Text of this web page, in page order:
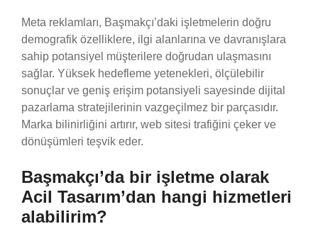
Meta reklamları, Başmakçı’daki işletmelerin doğru
demografik özelliklere, ilgi alanlarına ve davranışlara
sahip potansiyel müşterilere doğrudan ulaşmasını
sağlar. Yüksek hedefleme yetenekleri, ölçülebilir
sonuçlar ve geniş erişim potansiyeli sayesinde dijital
pazarlama stratejilerinin vazgeçilmez bir parçasıdır.
Marka bilinirliğini artırır, web sitesi trafiğini çeker ve
dönüşümleri teşvik eder.
Başmakçı’da bir işletme olarak
Acil Tasarım’dan hangi hizmetleri
alabilirim?